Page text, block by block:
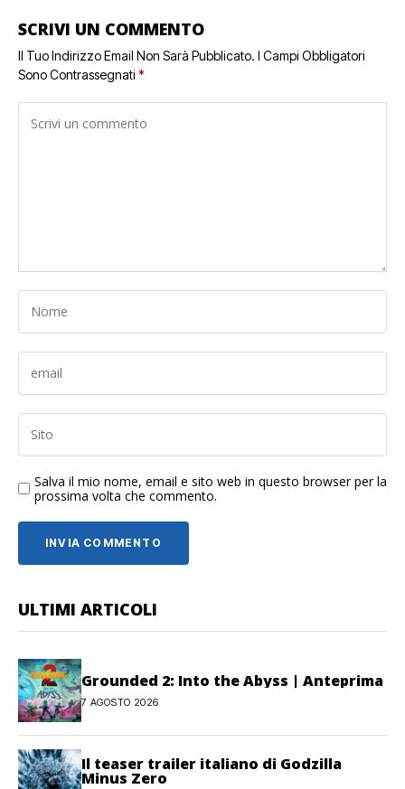
SCRIVI UN COMMENTO
Il Tuo Indirizzo Email Non Sarà Pubblicato. I Campi Obbligatori
Sono Contrassegnati *
Salva il mio nome, email e sito web in questo browser per la
prossima volta che commento.
ULTIMI ARTICOLI
Grounded 2: Into the Abyss | Anteprima
7 AGOSTO 2026
Il teaser trailer italiano di Godzilla
Minus Zero